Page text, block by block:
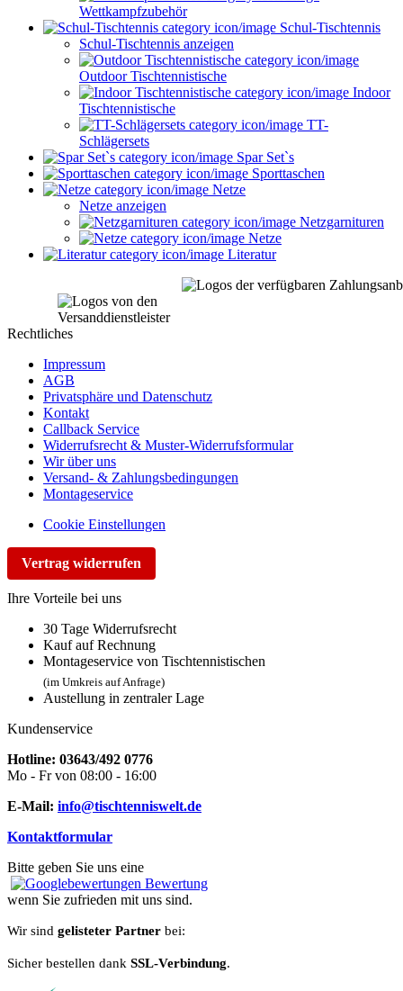
Wettkampfzubehör
Schul-Tischtennis
Schul-Tischtennis anzeigen
Outdoor Tischtennistische
Indoor
Tischtennistische
TT-
Schlägersets
Spar Set`s
Sporttaschen
Netze
Netze anzeigen
Netzgarnituren
Netze
Literatur
Rechtliches
Impressum
AGB
Privatsphäre und Datenschutz
Kontakt
Callback Service
Widerrufsrecht & Muster-Widerrufsformular
Wir über uns
Versand- & Zahlungsbedingungen
Montageservice
Cookie Einstellungen
Vertrag widerrufen
Ihre Vorteile bei uns
30 Tage Widerrufsrecht
Kauf auf Rechnung
Montageservice von Tischtennistischen
(im Umkreis auf Anfrage)
Austellung in zentraler Lage
Kundenservice
Hotline: 03643/492 0776
Mo - Fr von 08:00 - 16:00
E-Mail: info@tischtenniswelt.de
Kontaktformular
Bitte geben Sie uns eine
Bewertung
wenn Sie zufrieden mit uns sind.
Wir sind gelisteter Partner bei:
Sicher bestellen dank SSL-Verbindung.